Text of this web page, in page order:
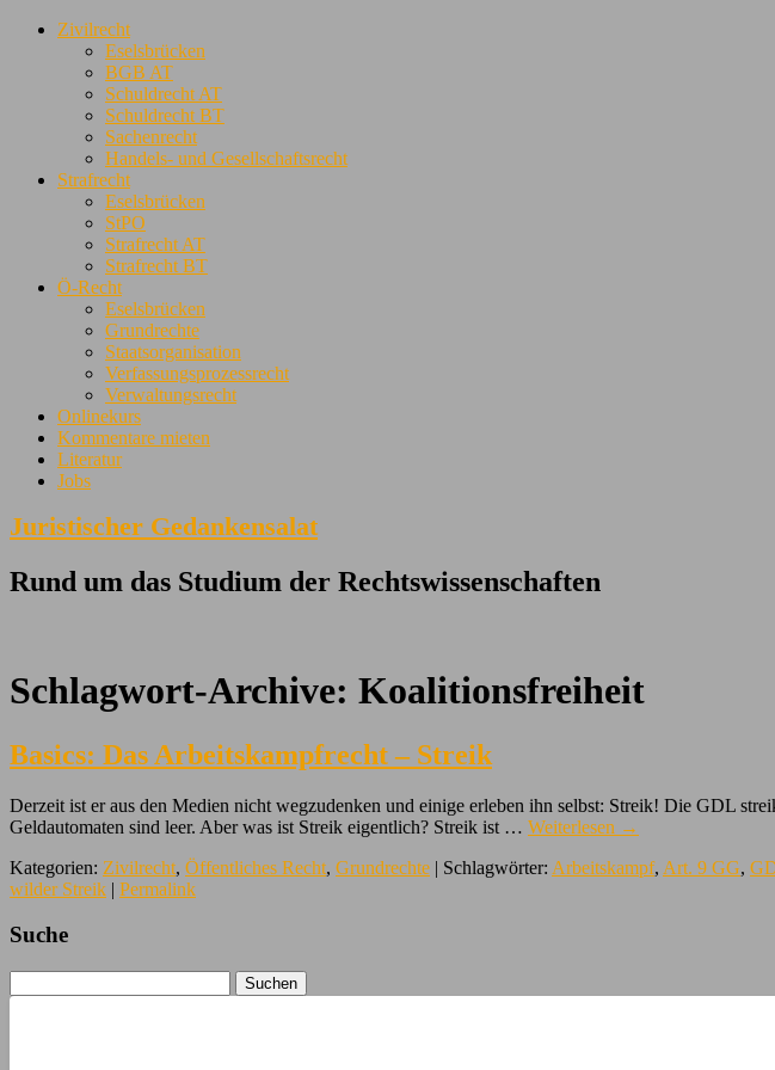
Zivilrecht
Eselsbrücken
BGB AT
Schuldrecht AT
Schuldrecht BT
Sachenrecht
Handels- und Gesellschaftsrecht
Strafrecht
Eselsbrücken
StPO
Strafrecht AT
Strafrecht BT
Ö-Recht
Eselsbrücken
Grundrechte
Staatsorganisation
Verfassungsprozessrecht
Verwaltungsrecht
Onlinekurs
Kommentare mieten
Literatur
Jobs
Juristischer Gedankensalat
Rund um das Studium der Rechtswissenschaften
Schlagwort-Archive: Koalitionsfreiheit
Basics: Das Arbeitskampfrecht – Streik
Derzeit ist er aus den Medien nicht wegzudenken und einige erleben ihn selbst: Streik! Die GDL
Geldautomaten sind leer. Aber was ist Streik eigentlich? Streik ist … Weiterlesen →
Kategorien: Zivilrecht, Öffentliches Recht, Grundrechte | Schlagwörter: Arbeitskampf, Art. 9 GG,
wilder Streik | Permalink
Suche